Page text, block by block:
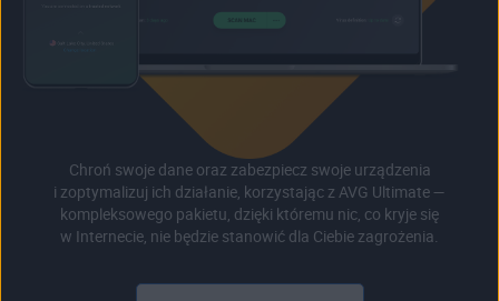
Chroń swoje dane oraz zabezpiecz swoje urządzenia
i zoptymalizuj ich działanie, korzystając z AVG Ultimate —
kompleksowego pakietu, dzięki któremu nic, co kryje się
w Internecie, nie będzie stanowić dla Ciebie zagrożenia.